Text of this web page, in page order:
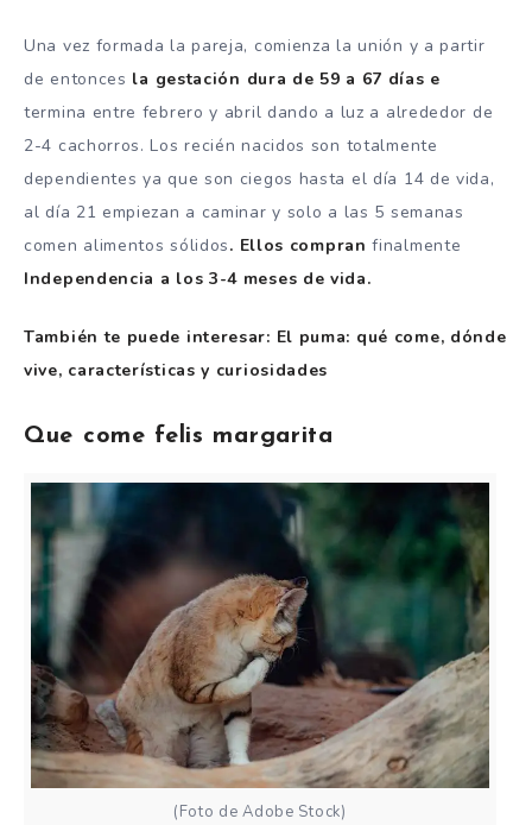
Una vez formada la pareja, comienza la unión y a partir
de entonces la gestación dura de 59 a 67 días e
termina entre febrero y abril dando a luz a alrededor de
2-4 cachorros. Los recién nacidos son totalmente
dependientes ya que son ciegos hasta el día 14 de vida,
al día 21 empiezan a caminar y solo a las 5 semanas
comen alimentos sólidos. Ellos compranfinalmente
Independencia a los 3-4 meses de vida.
También te puede interesar: El puma: qué come, dónde
vive, características y curiosidades
Que come felis margarita
(Foto de Adobe Stock)